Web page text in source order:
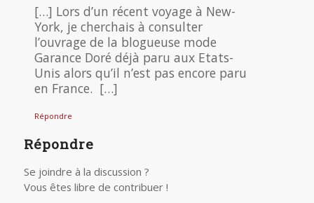
[…] Lors d’un récent voyage à New-
York, je cherchais à consulter
l’ouvrage de la blogueuse mode
Garance Doré déjà paru aux Etats-
Unis alors qu’il n’est pas encore paru
en France. […]
Répondre
Répondre
Se joindre à la discussion ?
Vous êtes libre de contribuer !